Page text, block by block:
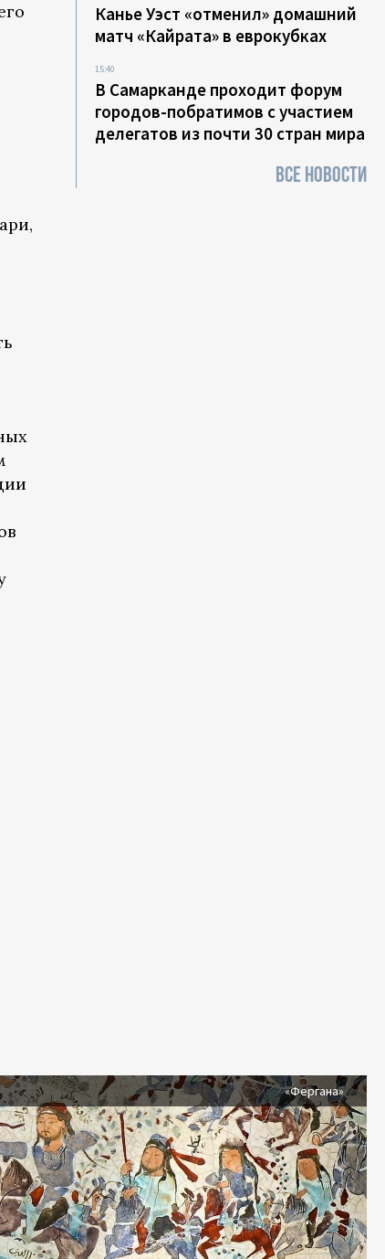
Канье Уэст «отменил» домашний
матч «Кайрата» в еврокубках
15:40
В Самарканде проходит форум
городов-побратимов с участием
делегатов из почти 30 стран мира
ВСЕ НОВОСТИ
«Фергана»